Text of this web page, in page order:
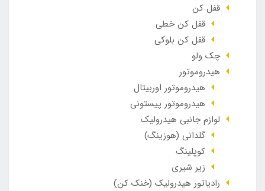
قفل کن
قفل کن خطی
قفل کن بلوکی
چک ولو
هیدروموتور
هیدروموتور اوربیتال
هیدروموتور پیستونی
لوازم جانبی هیدرولیک
گلدانی (هوزینگ)
کوپلینگ
زیر شیری
رادیاتور هیدرولیک (خنک کن)